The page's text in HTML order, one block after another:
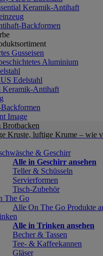
Keramik-Antihaft
Backformen
Gusseisen
Aluminium
Edelstahl
Keramik-Antihaft
Brotbacken
Kruste, luftige Krume – wie
& Geschirr
Alle in Geschirr ansehen
Teller & Schüsseln
Servierformen
Tisch-Zubehör
The Go
Alle On The Go Produkte
Alle in Trinken ansehen
Becher & Tassen
Tee- & Kaffeekannen
Gläser